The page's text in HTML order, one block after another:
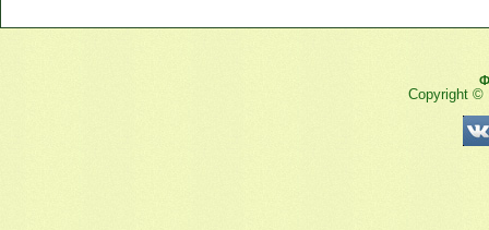
Copyright ©